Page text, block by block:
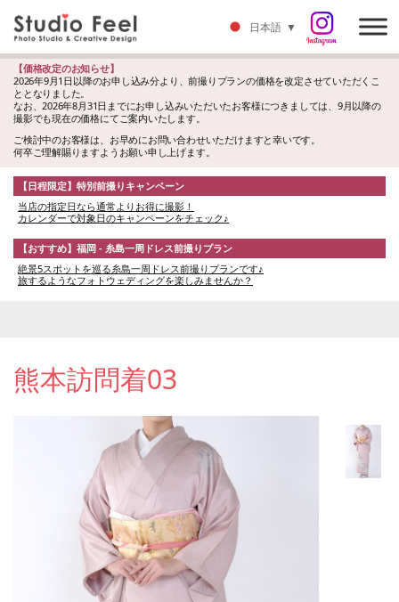
【価格改定のお知らせ】
2026年9月1日以降のお申し込み分より、前撮りプランの価格を改定させていただくこ
ととなりました。
なお、2026年8月31日までにお申し込みいただいたお客様につきましては、9月以降の
撮影でも現在の価格にてご案内いたします。
ご検討中のお客様は、お早めにお問い合わせいただけますと幸いです。
何卒ご理解賜りますようお願い申し上げます。
【日程限定】特別前撮りキャンペーン
当店の指定日なら通常よりお得に撮影！
カレンダーで対象日のキャンペーンをチェック♪
【おすすめ】福岡 - 糸島一周ドレス前撮りプラン
絶景5スポットを巡る糸島一周ドレス前撮りプランです♪
旅するようなフォトウェディングを楽しみませんか？
熊本訪問着03
日本語 ▼